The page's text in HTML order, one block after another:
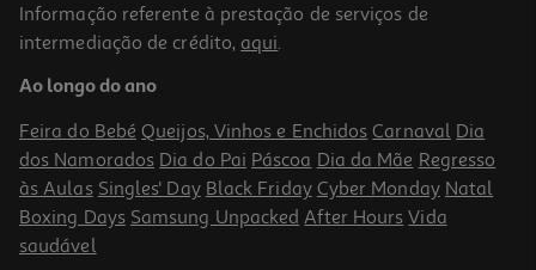
Palmilhas Scholl 24 H Energy Homem
22.56 €/un
22,56 €
Informação referente à prestação de serviços de
intermediação de crédito, aqui.
Ao longo do ano
Feira do Bebé Queijos, Vinhos e Enchidos Carnaval Dia
dos Namorados Dia do Pai Páscoa Dia da Mãe Regresso
às Aulas Singles' Day Black Friday Cyber Monday Natal
Boxing Days Samsung Unpacked After Hours Vida
saudável